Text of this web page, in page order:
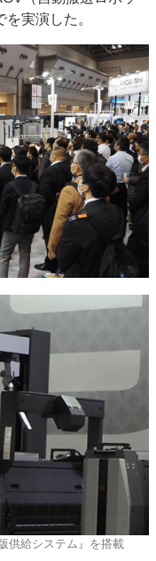
イトポリシー
実演した。
供給システム』を搭載